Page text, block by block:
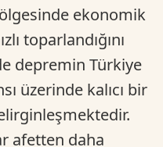
ekonomik
toparlandığını
depremin Türkiye
üzerinde kalıcı bir
afetten daha